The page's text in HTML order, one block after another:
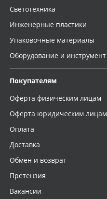
Светотехника
Инженерные пластики
Упаковочные материалы
Оборудование и инструмент
Покупателям
Оферта физическим лицам
Оферта юридическим лицам
Оплата
Доставка
Обмен и возврат
Претензия
Вакансии